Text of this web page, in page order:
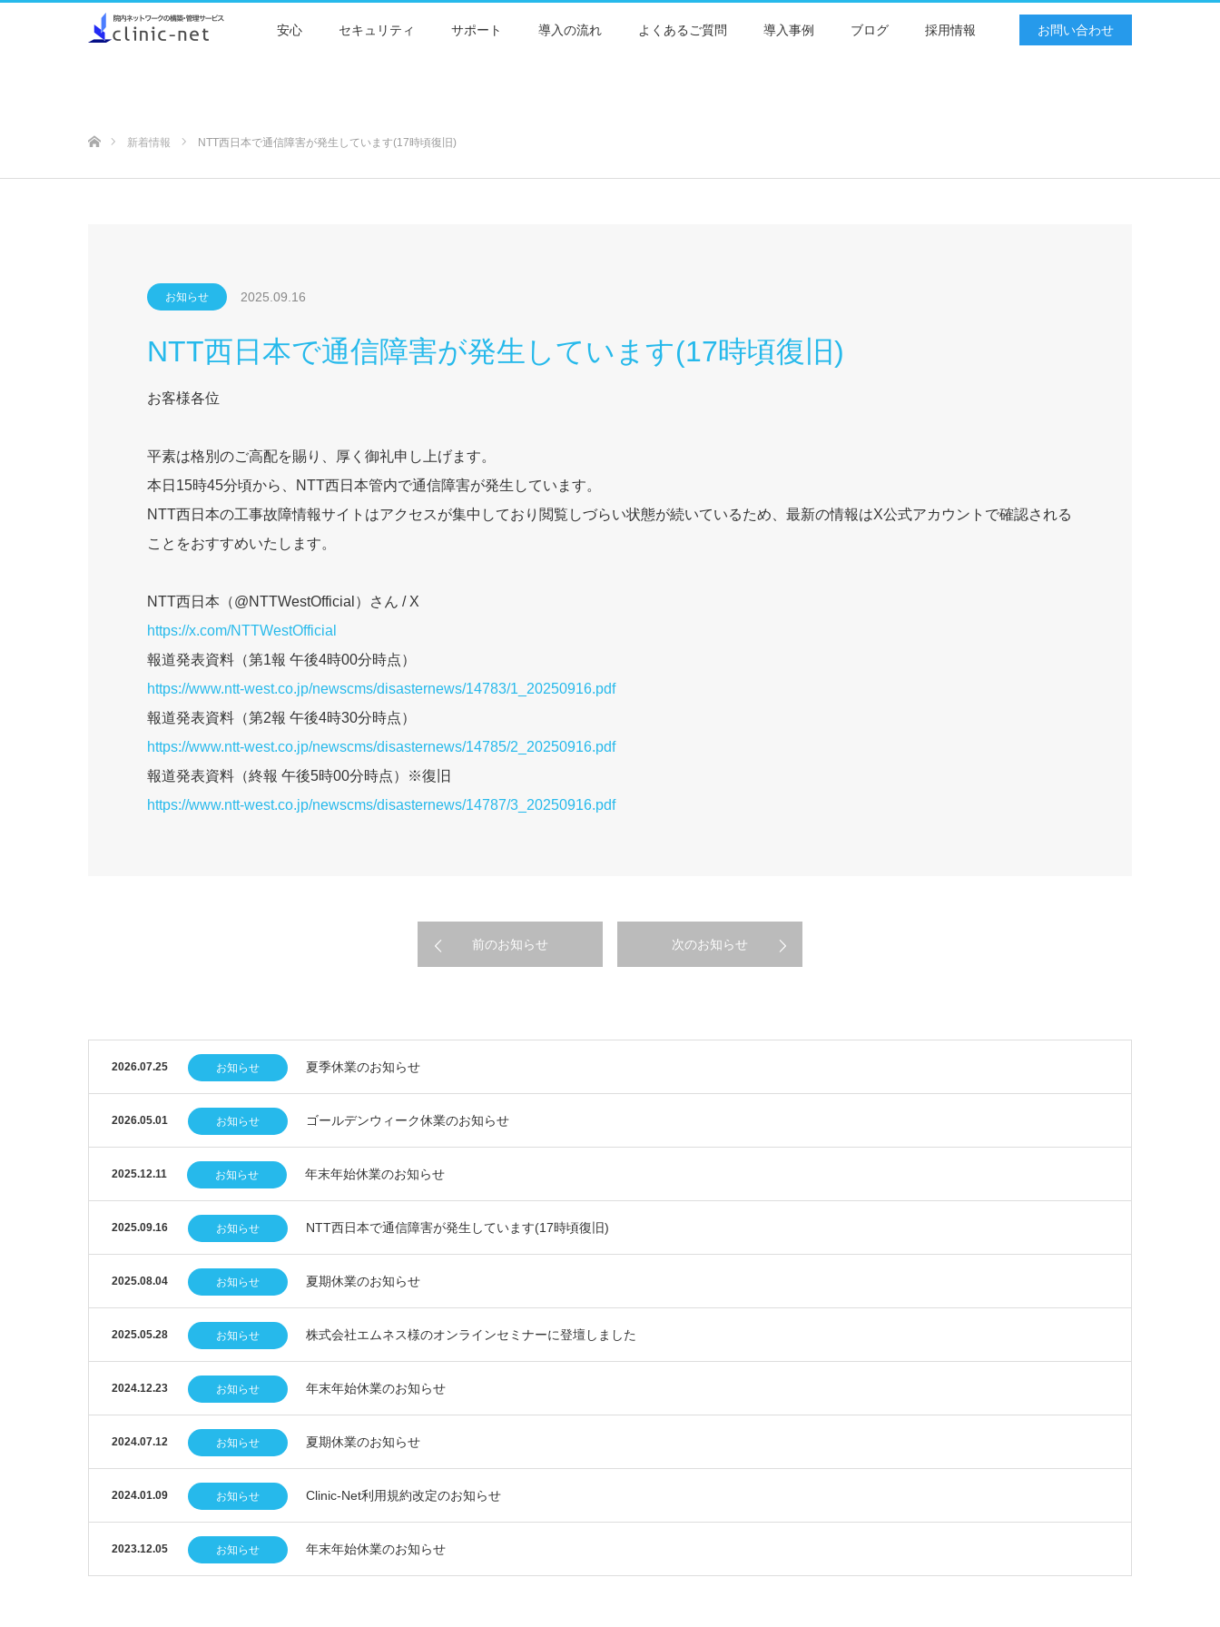
安心 セキュリティ サポート 導入の流れ よくあるご質問 導入事例 ブログ 採用情報 お問い合わせ
新着情報 NTT西日本で通信障害が発生しています(17時頃復旧)
お知らせ 2025.09.16
NTT西日本で通信障害が発生しています(17時頃復旧)
お客様各位
平素は格別のご高配を賜り、厚く御礼申し上げます。
本日15時45分頃から、NTT西日本管内で通信障害が発生しています。
NTT西日本の工事故障情報サイトはアクセスが集中しており閲覧しづらい状態が続いているため、最新の情報はX公式アカウントで確認される
ことをおすすめいたします。
NTT西日本（@NTTWestOfficial）さん / X
https://x.com/NTTWestOfficial
報道発表資料（第1報 午後4時00分時点）
https://www.ntt-west.co.jp/newscms/disasternews/14783/1_20250916.pdf
報道発表資料（第2報 午後4時30分時点）
https://www.ntt-west.co.jp/newscms/disasternews/14785/2_20250916.pdf
報道発表資料（終報 午後5時00分時点）※復旧
https://www.ntt-west.co.jp/newscms/disasternews/14787/3_20250916.pdf
前のお知らせ 次のお知らせ
2026.07.25 お知らせ 夏季休業のお知らせ
2026.05.01 お知らせ ゴールデンウィーク休業のお知らせ
2025.12.11 お知らせ 年末年始休業のお知らせ
2025.09.16 お知らせ NTT西日本で通信障害が発生しています(17時頃復旧)
2025.08.04 お知らせ 夏期休業のお知らせ
2025.05.28 お知らせ 株式会社エムネス様のオンラインセミナーに登壇しました
2024.12.23 お知らせ 年末年始休業のお知らせ
2024.07.12 お知らせ 夏期休業のお知らせ
2024.01.09 お知らせ Clinic-Net利用規約改定のお知らせ
2023.12.05 お知らせ 年末年始休業のお知らせ